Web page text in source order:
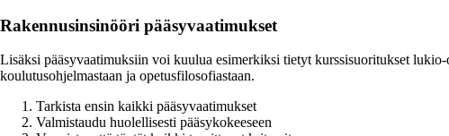
Rakennusinsinööri pääsyvaatimukset
Lisäksi pääsyvaatimuksiin voi kuulua esimerkiksi tietyt kurssisuoritukset
koulutusohjelmastaan ja opetusfilosofiastaan.
Tarkista ensin kaikki pääsyvaatimukset
Valmistaudu huolellisesti pääsykokeeseen